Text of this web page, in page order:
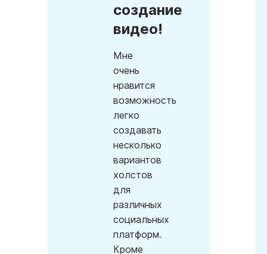
создание
видео!
Мне
очень
нравится
возможность
легко
создавать
несколько
вариантов
холстов
для
различных
социальных
платформ.
Кроме